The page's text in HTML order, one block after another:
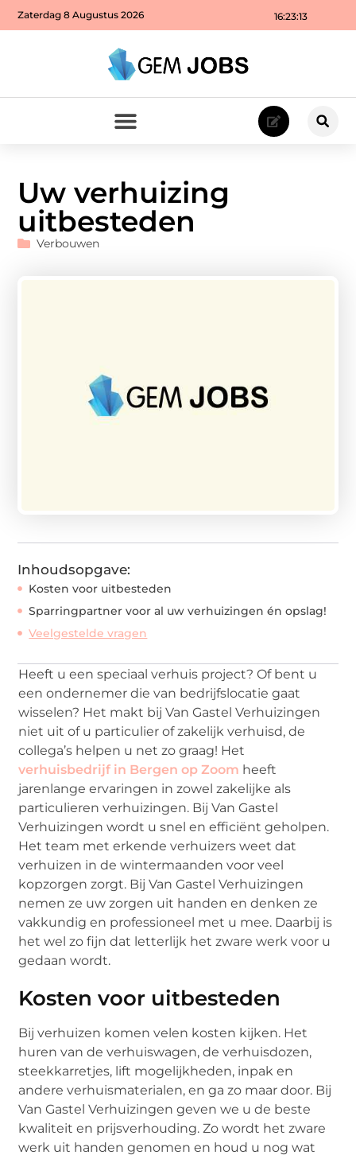
16:23:14
Zaterdag 8 Augustus 2026
Uw verhuizing
uitbesteden
Verbouwen
Inhoudsopgave:
Kosten voor uitbesteden
Sparringpartner voor al uw verhuizingen én opslag!
Veelgestelde vragen
Heeft u een speciaal verhuis project? Of bent u
een ondernemer die van bedrijfslocatie gaat
wisselen? Het makt bij Van Gastel Verhuizingen
niet uit of u particulier of zakelijk verhuisd, de
collega’s helpen u net zo graag! Het
verhuisbedrijf in Bergen op Zoom heeft
jarenlange ervaringen in zowel zakelijke als
particulieren verhuizingen. Bij Van Gastel
Verhuizingen wordt u snel en efficiënt geholpen.
Het team met erkende verhuizers weet dat
verhuizen in de wintermaanden voor veel
kopzorgen zorgt. Bij Van Gastel Verhuizingen
nemen ze uw zorgen uit handen en denken ze
vakkundig en professioneel met u mee. Daarbij is
het wel zo fijn dat letterlijk het zware werk voor u
gedaan wordt.
Kosten voor uitbesteden
Bij verhuizen komen velen kosten kijken. Het
huren van de verhuiswagen, de verhuisdozen,
steekkarretjes, lift mogelijkheden, inpak en
andere verhuismaterialen, en ga zo maar door. Bij
Van Gastel Verhuizingen geven we u de beste
kwaliteit en prijsverhouding. Zo wordt het zware
werk uit handen genomen en houd u nog wat